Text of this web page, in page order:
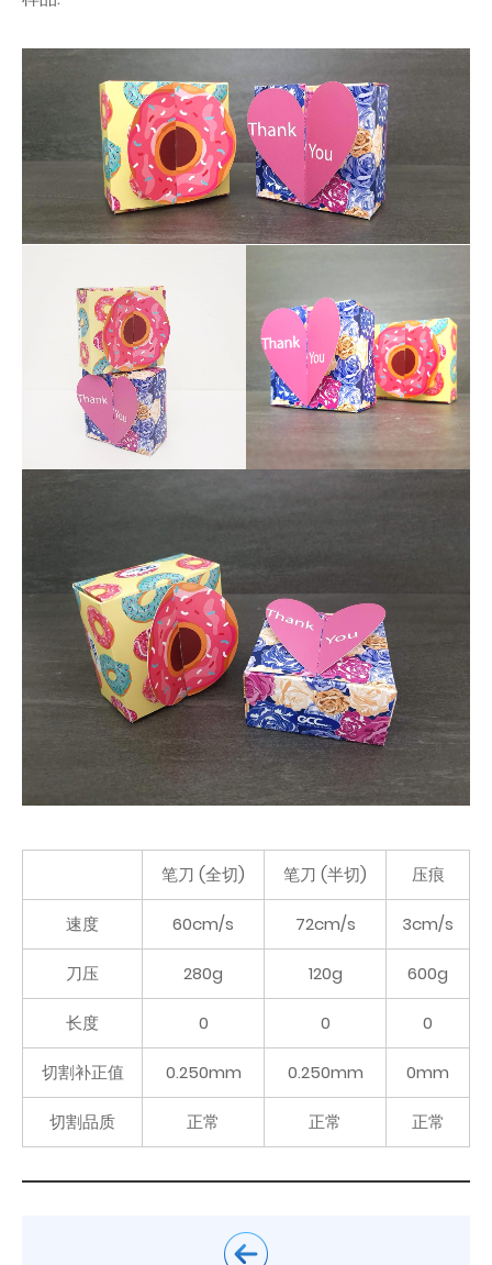
笔刀 (全切) 笔刀 (半切) 压痕
速度 60cm/s 72cm/s 3cm/s
刀压 280g 120g 600g
长度 0 0 0
切割补正值 0.250mm 0.250mm 0mm
切割品质 正常 正常 正常